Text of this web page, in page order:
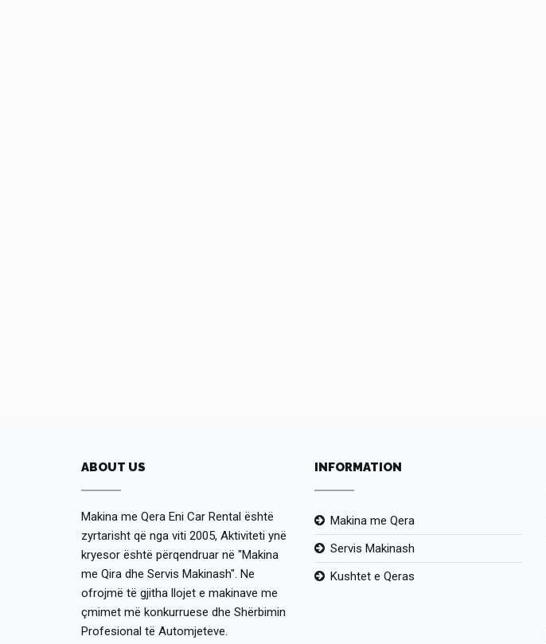
ABOUT US
Makina me Qera Eni Car Rental është
zyrtarisht që nga viti 2005, Aktiviteti ynë
kryesor është përqendruar në "Makina
me Qira dhe Servis Makinash". Ne
ofrojmë të gjitha llojet e makinave me
çmimet më konkurruese dhe Shërbimin
Profesional të Automjeteve.
INFORMATION
Makina me Qera
Servis Makinash
Kushtet e Qeras